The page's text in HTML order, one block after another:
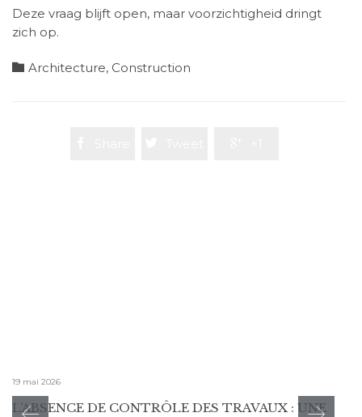
Deze vraag blijft open, maar voorzichtigheid dringt
zich op.
 Category
Architecture, Construction
19 mai 2026
L’ABSENCE DE CONTRÔLE DES TRAVAUX : UNE